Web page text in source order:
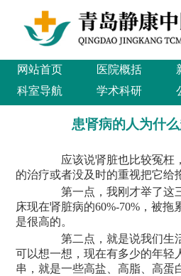
网站首页 医院概括
科室导航
学术科研
患肾病的人为什
应该说肾脏也比较冤枉
的治疗或者没及时的重视把它给
第一点，我刚才举了这
床现在肾脏病的60%-70%，被
是很高的。
第二点，就是说我们生
可以想一想，现在有多少的年轻
串，就是一些高盐、高脂、高蛋